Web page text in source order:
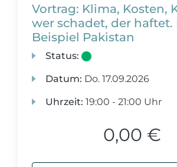
Vortrag: Klima, Kosten,
wer schadet, der haftet.
Beispiel Pakistan
Status:
Datum: Do. 17.09.2026
Uhrzeit: 19:00 - 21:00 Uhr
0,00 €